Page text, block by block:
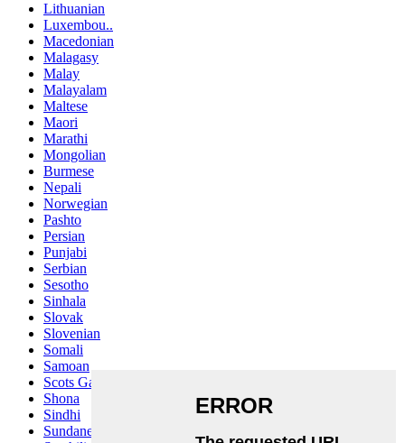
Lithuanian
Luxembou..
Macedonian
Malagasy
Malay
Malayalam
Maltese
Maori
Marathi
Mongolian
Burmese
Nepali
Norwegian
Pashto
Persian
Punjabi
Serbian
Sesotho
Sinhala
Slovak
Slovenian
Somali
Samoan
Scots Gaelic
Shona
Sindhi
Sundanese